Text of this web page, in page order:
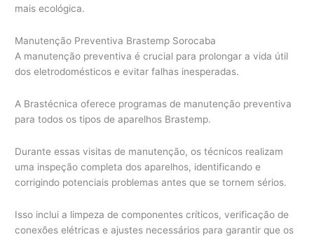
mais ecológica.
Manutenção Preventiva Brastemp Sorocaba
A manutenção preventiva é crucial para prolongar a vida útil
dos eletrodomésticos e evitar falhas inesperadas.
A Brastécnica oferece programas de manutenção preventiva
para todos os tipos de aparelhos Brastemp.
Durante essas visitas de manutenção, os técnicos realizam
uma inspeção completa dos aparelhos, identificando e
corrigindo potenciais problemas antes que se tornem sérios.
Isso inclui a limpeza de componentes críticos, verificação de
conexões elétricas e ajustes necessários para garantir que os